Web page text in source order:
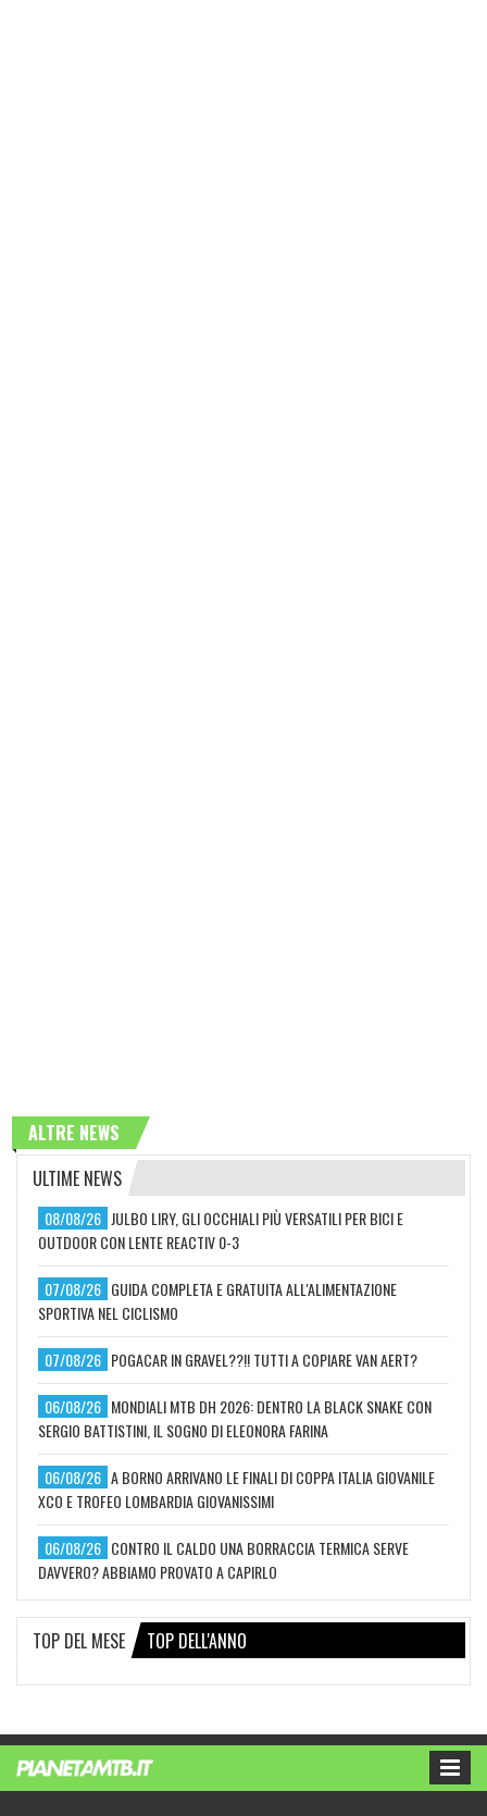
ALTRE NEWS
ULTIME NEWS
08/08/26 JULBO LIRY, GLI OCCHIALI PIÙ VERSATILI PER BICI E
OUTDOOR CON LENTE REACTIV 0-3
07/08/26 GUIDA COMPLETA E GRATUITA ALL'ALIMENTAZIONE
SPORTIVA NEL CICLISMO
07/08/26 POGACAR IN GRAVEL??!! TUTTI A COPIARE VAN AERT?
06/08/26 MONDIALI MTB DH 2026: DENTRO LA BLACK SNAKE CON
SERGIO BATTISTINI, IL SOGNO DI ELEONORA FARINA
06/08/26 A BORNO ARRIVANO LE FINALI DI COPPA ITALIA GIOVANILE
XCO E TROFEO LOMBARDIA GIOVANISSIMI
06/08/26 CONTRO IL CALDO UNA BORRACCIA TERMICA SERVE
DAVVERO? ABBIAMO PROVATO A CAPIRLO
TOP DEL MESE TOP DELL'ANNO